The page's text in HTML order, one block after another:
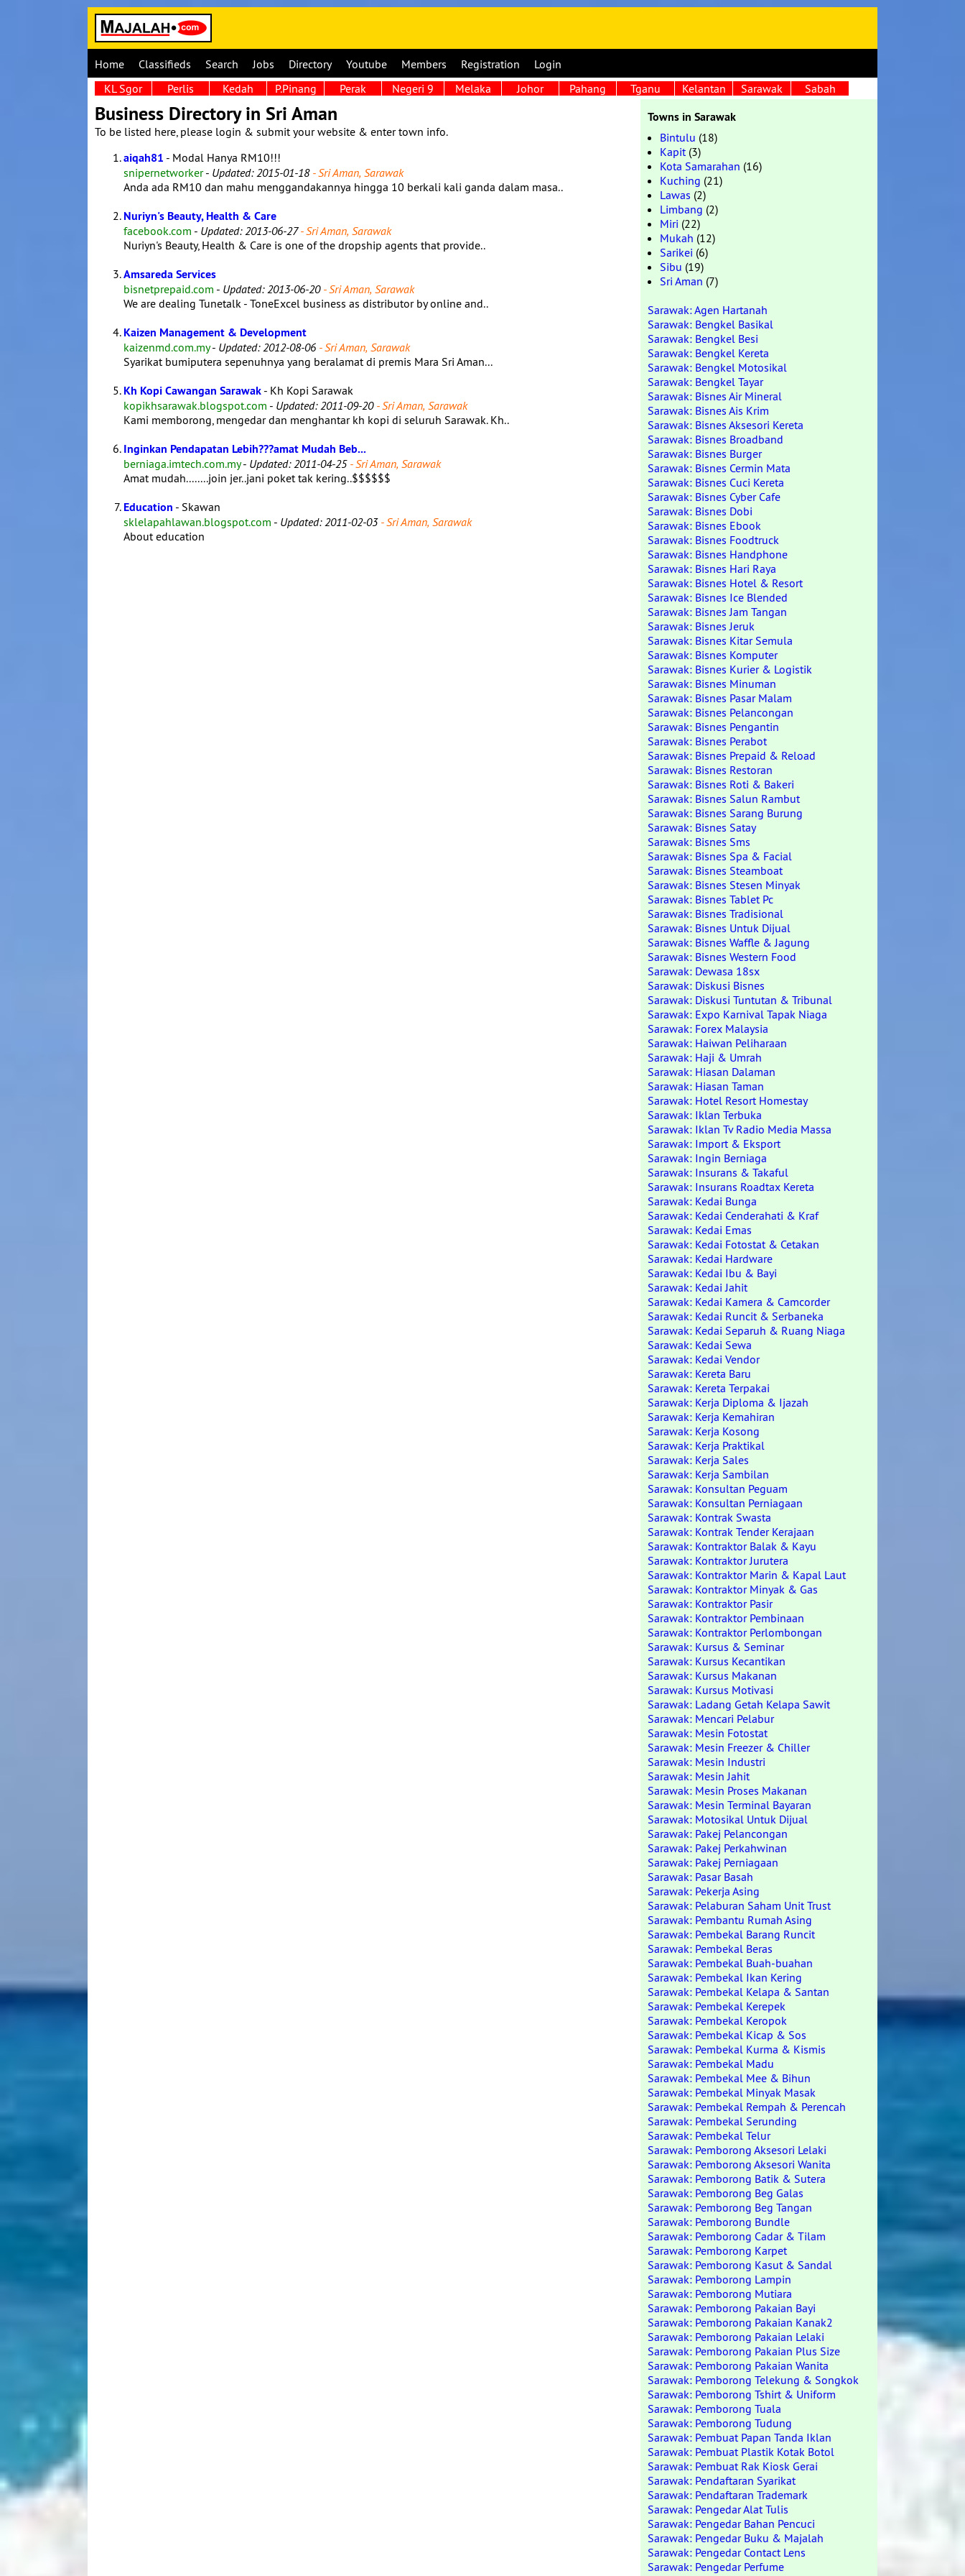
Home Classifieds Search Jobs Directory Youtube Members Registration
Login
KL Sgor
Perlis Kedah P.Pinang Perak Negeri 9 Melaka Johor Pahang Tganu Kelantan Sarawak Sabah
Business Directory in Sri Aman
To be listed here, please login & submit your website & enter town info.
aiqah81 - Modal Hanya RM10!!!
snipernetworker- Updated: 2015-01-18- Sri Aman, Sarawak
Anda ada RM10 dan mahu menggandakannya hingga 10 berkali kali ganda dalam masa..
Nuriyn's Beauty, Health & Care
facebook.com - Updated: 2013-06-27- Sri Aman, Sarawak
Nuriyn's Beauty, Health & Care is one of the dropship agents that provide..
Amsareda Services
bisnetprepaid.com - Updated: 2013-06-20- Sri Aman, Sarawak
We are dealing Tunetalk - ToneExcel business as distributor by online and..
Kaizen Management & Development
kaizenmd.com.my- Updated: 2012-08-06 - Sri Aman, Sarawak
Syarikat bumiputera sepenuhnya yang beralamat di premis Mara Sri Aman...
Kh Kopi Cawangan Sarawak - Kh Kopi Sarawak
kopikhsarawak.blogspot.com - Updated: 2011-09-20- Sri Aman, Sarawak
Kami memborong, mengedar dan menghantar kh kopi di seluruh Sarawak. Kh..
Inginkan Pendapatan Lebih???amat Mudah Beb...
berniaga.imtech.com.my- Updated: 2011-04-25- Sri Aman, Sarawak
Amat mudah........join jer..jani poket tak kering..$$$$$$
Education - Skawan
sklelapahlawan.blogspot.com - Updated: 2011-02-03- Sri Aman, Sarawak
About education
Towns in Sarawak
Bintulu (18)
Kapit(3)
Kota Samarahan (16)
Kuching (21)
Lawas (2)
Limbang (2)
Miri (22)
Mukah (12)
Sarikei (6)
Sibu (19)
Sri Aman (7)
Sarawak: Agen Hartanah
Sarawak: Bengkel Basikal
Sarawak: Bengkel Besi
Sarawak: Bengkel Kereta
Sarawak: Bengkel Motosikal
Sarawak: Bengkel Tayar
Sarawak: Bisnes Air Mineral
Sarawak: Bisnes Ais Krim
Sarawak: Bisnes Aksesori Kereta
Sarawak: Bisnes Broadband
Sarawak: Bisnes Burger
Sarawak: Bisnes Cermin Mata
Sarawak: Bisnes Cuci Kereta
Sarawak: Bisnes Cyber Cafe
Sarawak: Bisnes Dobi
Sarawak: Bisnes Ebook
Sarawak: Bisnes Foodtruck
Sarawak: Bisnes Handphone
Sarawak: Bisnes Hari Raya
Sarawak: Bisnes Hotel & Resort
Sarawak: Bisnes Ice Blended
Sarawak: Bisnes Jam Tangan
Sarawak: Bisnes Jeruk
Sarawak: Bisnes Kitar Semula
Sarawak: Bisnes Komputer
Sarawak: Bisnes Kurier & Logistik
Sarawak: Bisnes Minuman
Sarawak: Bisnes Pasar Malam
Sarawak: Bisnes Pelancongan
Sarawak: Bisnes Pengantin
Sarawak: Bisnes Perabot
Sarawak: Bisnes Prepaid & Reload
Sarawak: Bisnes Restoran
Sarawak: Bisnes Roti & Bakeri
Sarawak: Bisnes Salun Rambut
Sarawak: Bisnes Sarang Burung
Sarawak: Bisnes Satay
Sarawak: Bisnes Sms
Sarawak: Bisnes Spa & Facial
Sarawak: Bisnes Steamboat
Sarawak: Bisnes Stesen Minyak
Sarawak: Bisnes Tablet Pc
Sarawak: Bisnes Tradisional
Sarawak: Bisnes Untuk Dijual
Sarawak: Bisnes Waffle & Jagung
Sarawak: Bisnes Western Food
Sarawak: Dewasa 18sx
Sarawak: Diskusi Bisnes
Sarawak: Diskusi Tuntutan & Tribunal
Sarawak: Expo Karnival Tapak Niaga
Sarawak: Forex Malaysia
Sarawak: Haiwan Peliharaan
Sarawak: Haji & Umrah
Sarawak: Hiasan Dalaman
Sarawak: Hiasan Taman
Sarawak: Hotel Resort Homestay
Sarawak: Iklan Terbuka
Sarawak: Iklan Tv Radio Media Massa
Sarawak: Import & Eksport
Sarawak: Ingin Berniaga
Sarawak: Insurans & Takaful
Sarawak: Insurans Roadtax Kereta
Sarawak: Kedai Bunga
Sarawak: Kedai Cenderahati & Kraf
Sarawak: Kedai Emas
Sarawak: Kedai Fotostat & Cetakan
Sarawak: Kedai Hardware
Sarawak: Kedai Ibu & Bayi
Sarawak: Kedai Jahit
Sarawak: Kedai Kamera & Camcorder
Sarawak: Kedai Runcit & Serbaneka
Sarawak: Kedai Separuh & Ruang Niaga
Sarawak: Kedai Sewa
Sarawak: Kedai Vendor
Sarawak: Kereta Baru
Sarawak: Kereta Terpakai
Sarawak: Kerja Diploma & Ijazah
Sarawak: Kerja Kemahiran
Sarawak: Kerja Kosong
Sarawak: Kerja Praktikal
Sarawak: Kerja Sales
Sarawak: Kerja Sambilan
Sarawak: Konsultan Peguam
Sarawak: Konsultan Perniagaan
Sarawak: Kontrak Swasta
Sarawak: Kontrak Tender Kerajaan
Sarawak: Kontraktor Balak & Kayu
Sarawak: Kontraktor Jurutera
Sarawak: Kontraktor Marin & Kapal Laut
Sarawak: Kontraktor Minyak & Gas
Sarawak: Kontraktor Pasir
Sarawak: Kontraktor Pembinaan
Sarawak: Kontraktor Perlombongan
Sarawak: Kursus & Seminar
Sarawak: Kursus Kecantikan
Sarawak: Kursus Makanan
Sarawak: Kursus Motivasi
Sarawak: Ladang Getah Kelapa Sawit
Sarawak: Mencari Pelabur
Sarawak: Mesin Fotostat
Sarawak: Mesin Freezer & Chiller
Sarawak: Mesin Industri
Sarawak: Mesin Jahit
Sarawak: Mesin Proses Makanan
Sarawak: Mesin Terminal Bayaran
Sarawak: Motosikal Untuk Dijual
Sarawak: Pakej Pelancongan
Sarawak: Pakej Perkahwinan
Sarawak: Pakej Perniagaan
Sarawak: Pasar Basah
Sarawak: Pekerja Asing
Sarawak: Pelaburan Saham Unit Trust
Sarawak: Pembantu Rumah Asing
Sarawak: Pembekal Barang Runcit
Sarawak: Pembekal Beras
Sarawak: Pembekal Buah-buahan
Sarawak: Pembekal Ikan Kering
Sarawak: Pembekal Kelapa & Santan
Sarawak: Pembekal Kerepek
Sarawak: Pembekal Keropok
Sarawak: Pembekal Kicap & Sos
Sarawak: Pembekal Kurma & Kismis
Sarawak: Pembekal Madu
Sarawak: Pembekal Mee & Bihun
Sarawak: Pembekal Minyak Masak
Sarawak: Pembekal Rempah & Perencah
Sarawak: Pembekal Serunding
Sarawak: Pembekal Telur
Sarawak: Pemborong Aksesori Lelaki
Sarawak: Pemborong Aksesori Wanita
Sarawak: Pemborong Batik & Sutera
Sarawak: Pemborong Beg Galas
Sarawak: Pemborong Beg Tangan
Sarawak: Pemborong Bundle
Sarawak: Pemborong Cadar & Tilam
Sarawak: Pemborong Karpet
Sarawak: Pemborong Kasut & Sandal
Sarawak: Pemborong Lampin
Sarawak: Pemborong Mutiara
Sarawak: Pemborong Pakaian Bayi
Sarawak: Pemborong Pakaian Kanak2
Sarawak: Pemborong Pakaian Lelaki
Sarawak: Pemborong Pakaian Plus Size
Sarawak: Pemborong Pakaian Wanita
Sarawak: Pemborong Telekung & Songkok
Sarawak: Pemborong Tshirt & Uniform
Sarawak: Pemborong Tuala
Sarawak: Pemborong Tudung
Sarawak: Pembuat Papan Tanda Iklan
Sarawak: Pembuat Plastik Kotak Botol
Sarawak: Pembuat Rak Kiosk Gerai
Sarawak: Pendaftaran Syarikat
Sarawak: Pendaftaran Trademark
Sarawak: Pengedar Alat Tulis
Sarawak: Pengedar Bahan Pencuci
Sarawak: Pengedar Buku & Majalah
Sarawak: Pengedar Contact Lens
Sarawak: Pengedar Perfume